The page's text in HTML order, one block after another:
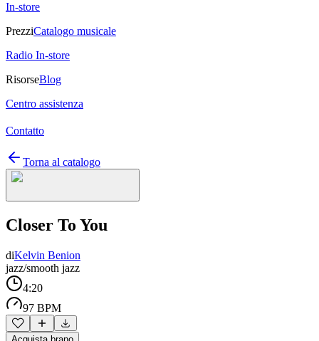
In-store
PrezziCatalogo musicale
Radio In-store
RisorseBlog
Centro assistenza
Contatto
Torna al catalogo
Closer To You
diKelvin Benion
jazz/smooth jazz
4:20
97 BPM